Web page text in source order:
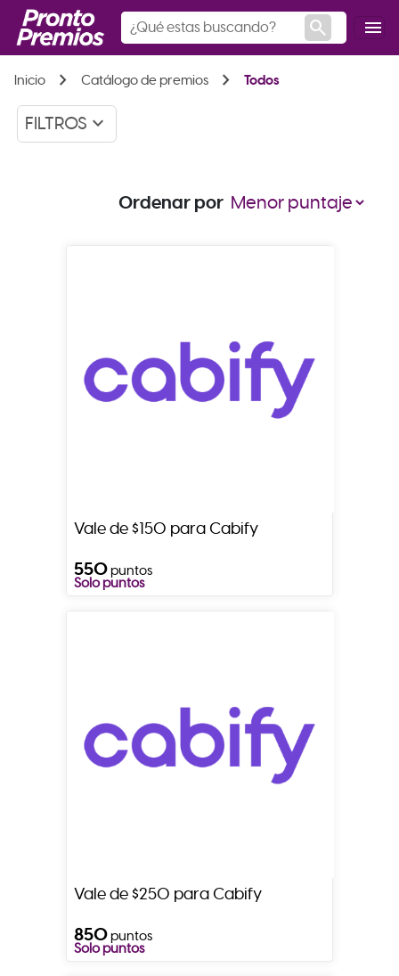
search menu
Inicio chevron_right Catálogo de premios chevron_right Todos
FILTROS keyboard_arrow_down
Ordenar por
Vale de $150 para Cabify
550puntos
Solo puntos
Vale de $250 para Cabify
850puntos
Solo puntos